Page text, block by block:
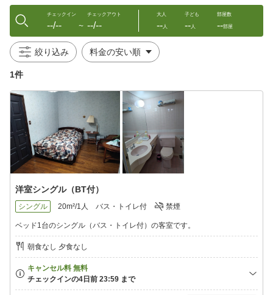
い。
TEL：0186823155 メール：fusch@outlook.jp
ここがPOINT★
─v─────
・当館のお水はブナの原生林からの湧水です。
（毎月水質検査を行っています）
皆様のお越しを心よりお待ちしております！
チェックイン
--/-- 〜
チェックアウト
--/--
大人
--人
子ども
--人
部屋数
--部屋
絞り込み
1件
洋室シングル（BT付）
シングル 20m²/1人 バス・トイレ付 禁煙
ベッド1台のシングル（バス・トイレ付）の客室です。
朝食なし 夕食なし